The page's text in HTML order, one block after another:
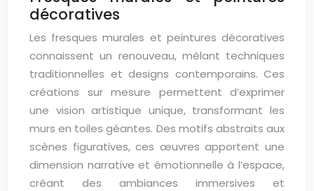
décoratives
Les fresques murales et peintures décoratives
connaissent un renouveau, mêlant techniques
traditionnelles et designs contemporains. Ces
créations sur mesure permettent d’exprimer
une vision artistique unique, transformant les
murs en toiles géantes. Des motifs abstraits aux
scènes figuratives, ces œuvres apportent une
dimension narrative et émotionnelle à l’espace,
créant des ambiances immersives et